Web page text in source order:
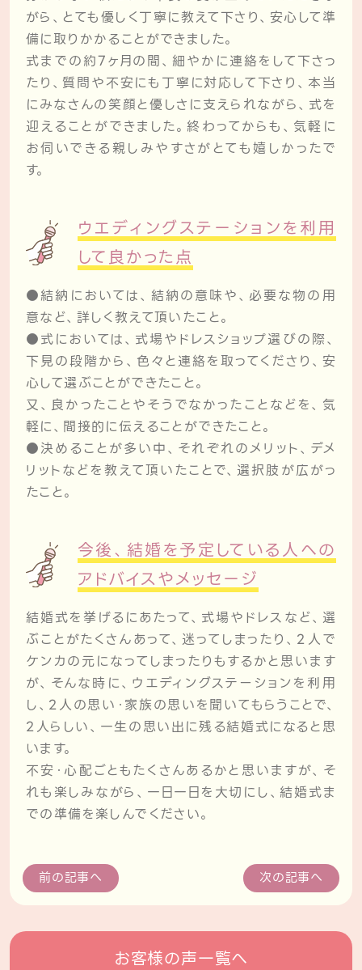
がら、とても優しく丁寧に教えて下さり、安心して準
備に取りかかることができました。
式までの約7ヶ月の間、細やかに連絡をして下さっ
たり、質問や不安にも丁寧に対応して下さり、本当
にみなさんの笑顔と優しさに支えられながら、式を
迎えることができました。終わってからも、気軽に
お伺いできる親しみやすさがとても嬉しかったで
す。
ウエディングステーションを利用
して良かった点
●結納においては、結納の意味や、必要な物の用
意など、詳しく教えて頂いたこと。
●式においては、式場やドレスショップ選びの際、
下見の段階から、色々と連絡を取ってくださり、安
心して選ぶことができたこと。
又、良かったことやそうでなかったことなどを、気
軽に、間接的に伝えることができたこと。
●決めることが多い中、それぞれのメリット、デメ
リットなどを教えて頂いたことで、選択肢が広がっ
たこと。
今後、結婚を予定している人への
アドバイスやメッセージ
結婚式を挙げるにあたって、式場やドレスなど、選
ぶことがたくさんあって、迷ってしまったり、2人で
ケンカの元になってしまったりもするかと思います
が、そんな時に、ウエディングステーションを利用
し、2人の思い・家族の思いを聞いてもらうことで、
2人らしい、一生の思い出に残る結婚式になると思
います。
不安・心配ごともたくさんあるかと思いますが、そ
れも楽しみながら、一日一日を大切にし、結婚式ま
での準備を楽しんでください。
前の記事へ 次の記事へ
お客様の声一覧へ